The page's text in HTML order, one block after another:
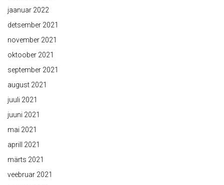
jaanuar 2022
detsember 2021
november 2021
oktoober 2021
september 2021
august 2021
juuli 2021
juuni 2021
mai 2021
aprill 2021
märts 2021
veebruar 2021